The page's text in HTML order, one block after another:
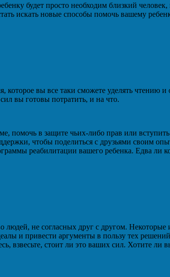
будет просто необходим близкий
искать новые способы помочь вашему
которое вы все таки сможете уделять
вы готовы потратить, и на что.
помочь в защите чьих-либо прав или
чтобы поделиться с друзьями своим
реабилитации вашего ребенка. Едва ли
не согласных друг с другом.
и привести аргументы в пользу тех
взвесьте, стоит ли это ваших сил. Хотите